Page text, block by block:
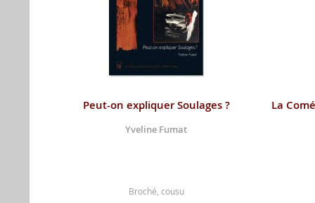
Peut-on expliquer Soulages ?
Yveline Fumat
Broché, cousu
La